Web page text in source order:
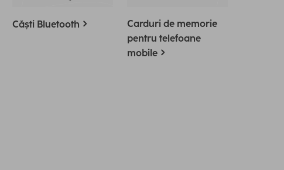
Căști Bluetooth
Carduri de memorie
pentru telefoane
mobile